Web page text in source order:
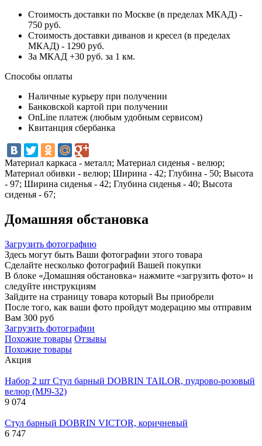
Стоимость доставки по Москве (в пределах МКАД) -
750 руб.
Стоимость доставки диванов и кресел (в пределах
МКАД) - 1290 руб.
За МКАД +30 руб. за 1 км.
Способы оплаты
Наличные курьеру при получении
Банковской картой при получении
OnLine платеж (любым удобным сервисом)
Квитанция сбербанка
Материал каркаса - металл; Материал сиденья - велюр;
Материал обивки - велюр; Ширина - 42; Глубина - 50; Высота
- 97; Ширина сиденья - 42; Глубина сиденья - 40; Высота
сиденья - 67;
Домашняя обстановка
Загрузить фотографию
Здесь могут быть Ваши фотографии этого товара
Сделайте несколько фотографий Вашей покупки
В блоке «Домашняя обстановка» нажмите «загрузить фото» и
следуйте инструкциям
Зайдите на страницу товара который Вы приобрели
После того, как ваши фото пройдут модерацию мы отправим
Вам 300 руб
Загрузить фотографии
Похожие товары Отзывы
Похожие товары
Акция
Набор 2 шт Стул барный DOBRIN TAILOR, пудрово-розовый
велюр (MJ9-32)
9 074
Стул барный DOBRIN VICTOR, коричневый
6 747